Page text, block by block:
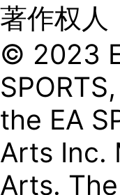
著作权
© 2023
the EA
Arts Inc.
Arts.